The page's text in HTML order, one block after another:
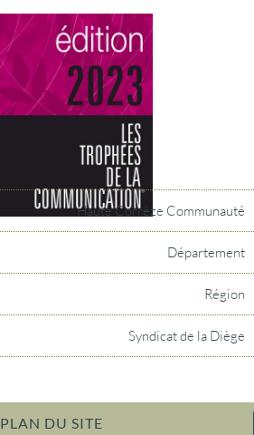
Haute Corrèze Communauté
Département
Région
Syndicat de la Diège
PLAN DU SITE